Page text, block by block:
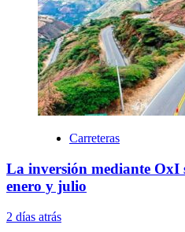
Carreteras
La inversión mediante OxI
enero y julio
2 días atrás